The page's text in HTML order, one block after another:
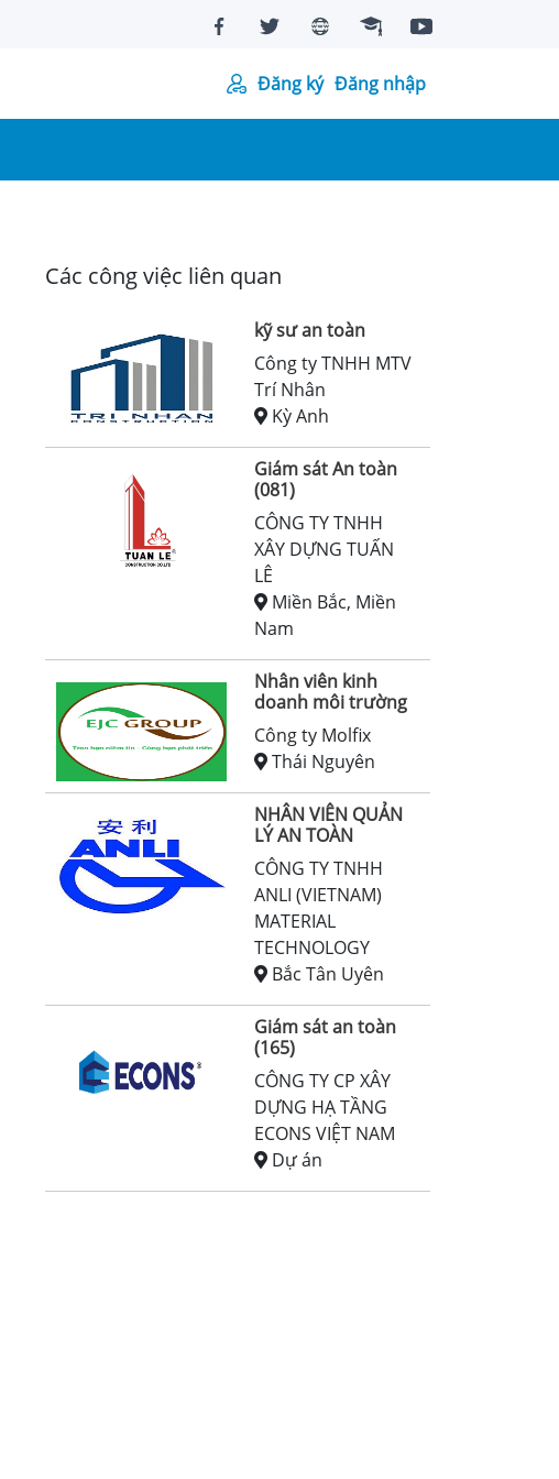
Đăng ký Đăng nhập
Các công việc liên quan
kỹ sư an toàn
Công ty TNHH MTV
Trí Nhân
Kỳ Anh
Giám sát An toàn
(081)
CÔNG TY TNHH
XÂY DỰNG TUẤN
LÊ
Miền Bắc, Miền
Nam
Nhân viên kinh
doanh môi trường
Công ty Molfix
Thái Nguyên
NHÂN VIÊN QUẢN
LÝ AN TOÀN
CÔNG TY TNHH
ANLI (VIETNAM)
MATERIAL
TECHNOLOGY
Bắc Tân Uyên
Giám sát an toàn
(165)
CÔNG TY CP XÂY
DỰNG HẠ TẦNG
ECONS VIỆT NAM
Dự án